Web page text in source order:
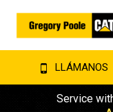
LLÁMANOS
Service